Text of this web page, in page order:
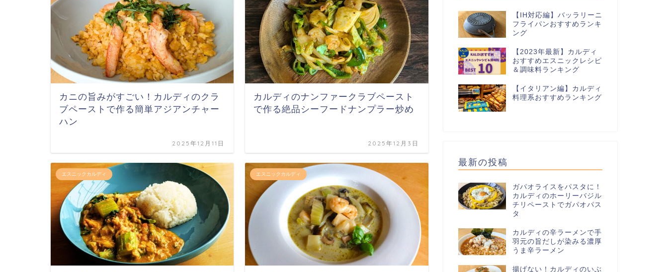
カニの旨みがすごい！カルディのクラ
ブペーストで作る簡単アジアンチャー
ハン
2025年12月11日
カルディのナンファークラブペースト
で作る絶品シーフードナンプラー炒め
2025年12月3日
エスニックカルディ エスニックカルディ
【IH対応編】バッラリーニ
フライパンおすすめランキ
ング
【2023年最新】カルディ
おすすめエスニックレシピ
＆調味料ランキング
【イタリアン編】カルディ
料理系おすすめランキング
最新の投稿
ガパオライスをパスタに！
カルディのホーリーバジル
チリペーストでガパオパス
タ
カルディの辛ラーメンで手
羽元の旨だしが染みる濃厚
うま辛ラーメン
揚げない！カルディのいぶ